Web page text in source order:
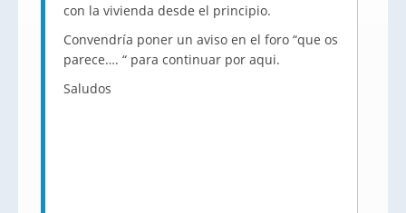
con la vivienda desde el principio.
Convendría poner un aviso en el foro “que os
parece…. “ para continuar por aqui.
Saludos